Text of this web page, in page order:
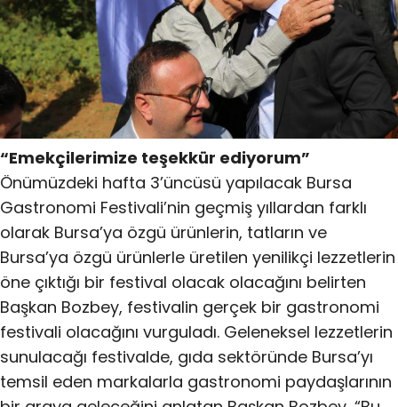
“Emekçilerimize teşekkür ediyorum”
Önümüzdeki hafta 3’üncüsü yapılacak Bursa
Gastronomi Festivali’nin geçmiş yıllardan farklı
olarak Bursa’ya özgü ürünlerin, tatların ve
Bursa’ya özgü ürünlerle üretilen yenilikçi lezzetlerin
öne çıktığı bir festival olacak olacağını belirten
Başkan Bozbey, festivalin gerçek bir gastronomi
festivali olacağını vurguladı. Geleneksel lezzetlerin
sunulacağı festivalde, gıda sektöründe Bursa’yı
temsil eden markalarla gastronomi paydaşlarının